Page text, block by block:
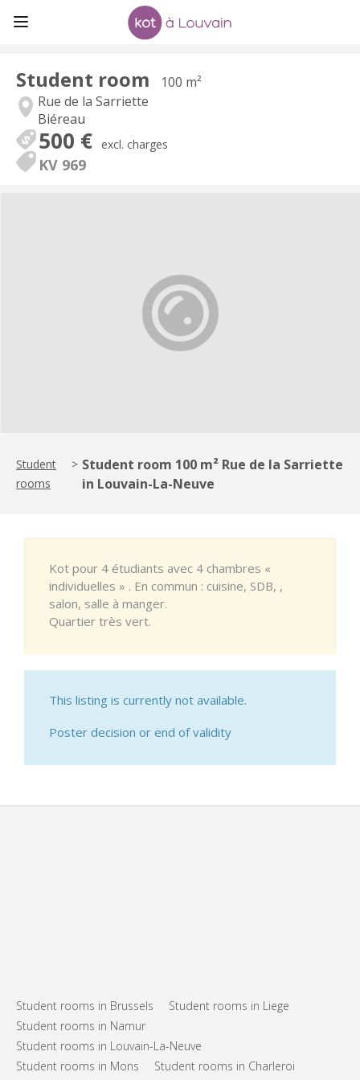
Student room
100 m²
Rue de la Sarriette
Biéreau
500 € excl. charges
KV 969
Student
rooms
> Student room 100 m² Rue de la Sarriette
in Louvain-La-Neuve
Kot pour 4 étudiants avec 4 chambres «
individuelles » . En commun : cuisine, SDB, ,
salon, salle à manger.
Quartier très vert.
This listing is currently not available.
Poster decision or end of validity
Student rooms in Brussels
Student rooms in Liege
Student rooms in Namur
Student rooms in Louvain-La-Neuve
Student rooms in Mons
Student rooms in Charleroi